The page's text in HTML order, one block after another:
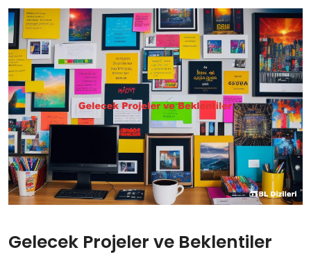
Gelecek Projeler ve Beklentiler